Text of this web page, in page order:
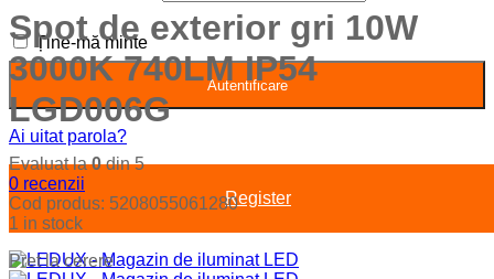
Ține-mă minte
Autentificare
Ai uitat parola?
Register
Spot de exterior gri 10W
3000K 740LM IP54
LGD006G
Evaluat la0din 5
0 recenzii
Cod produs: 5208055061280
1 in stock
Pret la cerere